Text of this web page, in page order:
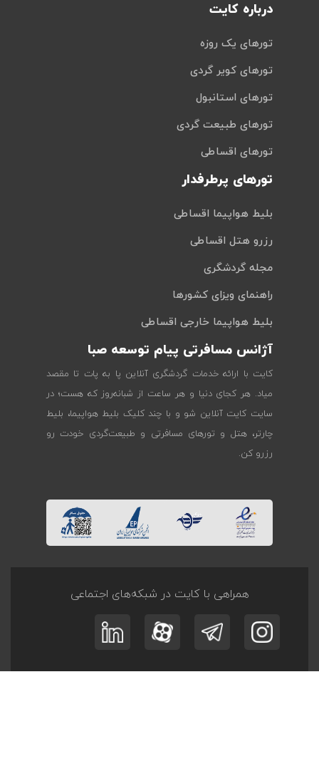
درباره کایت
تورهای یک روزه
تورهای کویر گردی
تورهای استانبول
تورهای طبیعت گردی
تورهای اقساطی
تورهای پرطرفدار
بلیط هواپیما اقساطی
رزرو هتل اقساطی
مجله گردشگری
راهنمای ویزای کشورها
بلیط هواپیما خارجی اقساطی
آژانس مسافرتی پیام توسعه صبا
کایت با ارائه خدمات گردشگری آنلاین پا به پات تا مقصد
میاد. هر کجای دنیا و هر ساعت از شبانه‌روز که هست؛ در
سایت کایت آنلاین شو و با چند کلیک بلیط هواپیما، بلیط
چارتر، هتل و تورهای مسافرتی و طبیعت‌گردی خودت رو
رزرو کن.
همراهی با کایت در شبکه‌های اجتماعی